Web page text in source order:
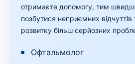
отримаєте допомогу, тим
позбутися неприємних відчуттів
розвитку більш серйозних
Офтальмолог